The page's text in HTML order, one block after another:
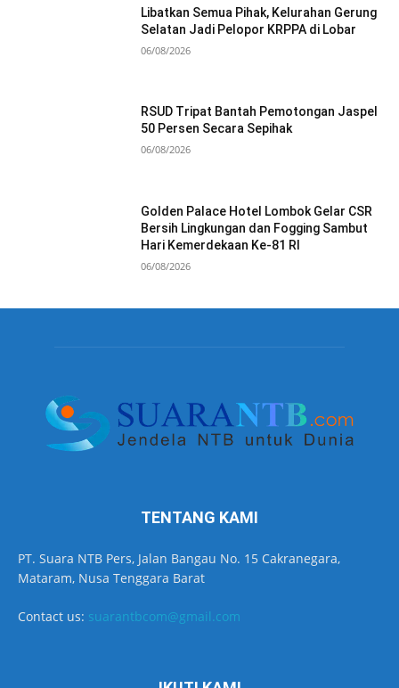
Libatkan Semua Pihak, Kelurahan Gerung
Selatan Jadi Pelopor KRPPA di Lobar
06/08/2026
RSUD Tripat Bantah Pemotongan Jaspel
50 Persen Secara Sepihak
06/08/2026
Golden Palace Hotel Lombok Gelar CSR
Bersih Lingkungan dan Fogging Sambut
Hari Kemerdekaan Ke-81 RI
06/08/2026
TENTANG KAMI
PT. Suara NTB Pers, Jalan Bangau No. 15 Cakranegara,
Mataram, Nusa Tenggara Barat
Contact us: suarantbcom@gmail.com